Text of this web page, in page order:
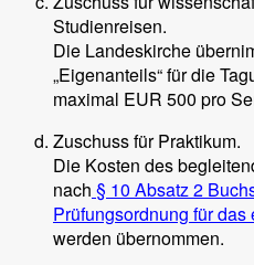
Studienreisen.
Die Landeskirche
„Eigenanteils“ für die
maximal EUR 500 pro
Zuschuss für Praktikum.
Die Kosten des
nach § 10 Absatz 2
Prüfungsordnung für
werden übernommen.